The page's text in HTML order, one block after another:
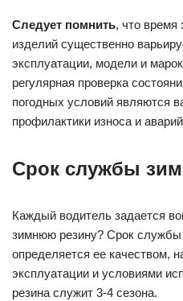
Следует помнить, что время
изделий существенно
эксплуатации, модели и
регулярная проверка
погодных условий являются
профилактики износа и
Срок службы
Каждый водитель задается
зимнюю резину? Срок службы
определяется ее качеством,
эксплуатации и условиями
резина служит 3-4 сезона.